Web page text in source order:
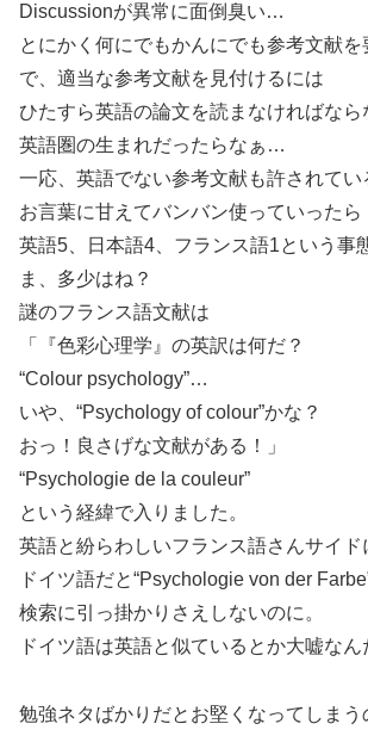
Discussionが異常に面倒臭い…
とにかく何にでもかんにでも参考文献
で、適当な参考文献を見付けるには
ひたすら英語の論文を読まなければなら
英語圏の生まれだったらなぁ…
一応、英語でない参考文献も許されてい
お言葉に甘えてバンバン使っていったら
英語5、日本語4、フランス語1という事
ま、多少はね？
謎のフランス語文献は
「『色彩心理学』の英訳は何だ？
“Colour psychology”…
いや、“Psychology of colour”かな？
おっ！良さげな文献がある！」
“Psychologie de la couleur”
という経緯で入りました。
英語と紛らわしいフランス語さんサイド
ドイツ語だと“Psychologie von der
検索に引っ掛かりさえしないのに。
ドイツ語は英語と似ているとか大嘘な
勉強ネタばかりだとお堅くなってしまう